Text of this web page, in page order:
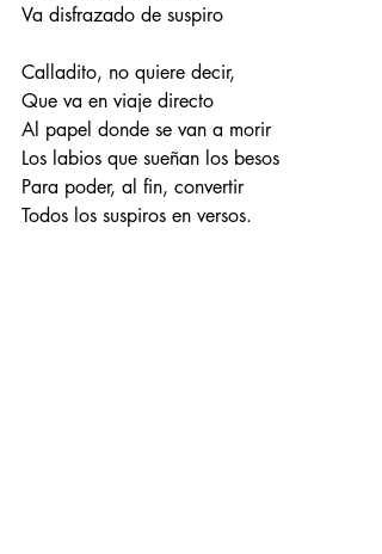
Va disfrazado de suspiro
Calladito, no quiere decir,
Que va en viaje directo
Al papel donde se van a morir
Los labios que sueñan los besos
Para poder, al fin, convertir
Todos los suspiros en versos.